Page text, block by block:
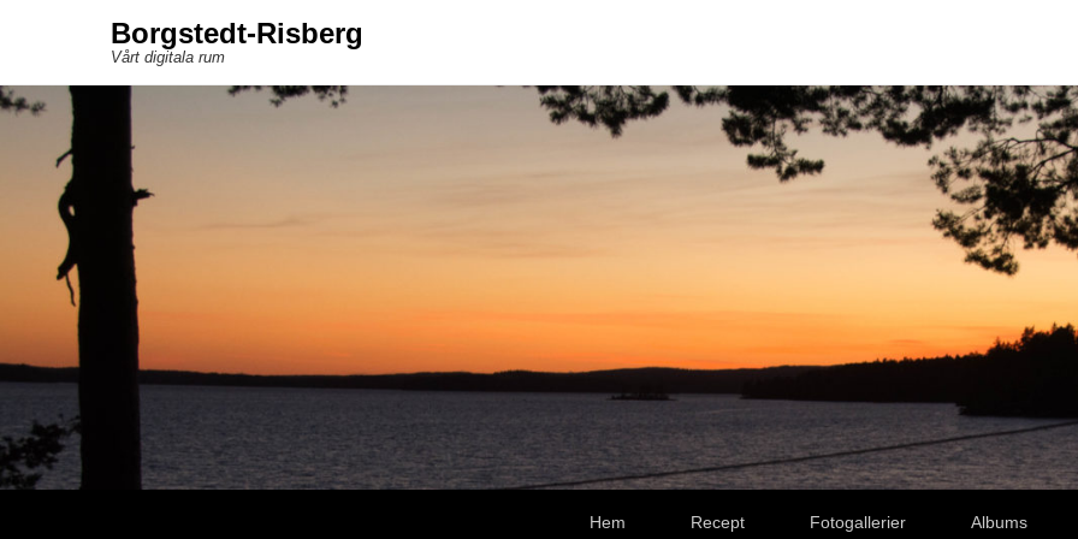
Borgstedt-Risberg
Vårt digitala rum
Hem
Recept Fotogallerier Albums